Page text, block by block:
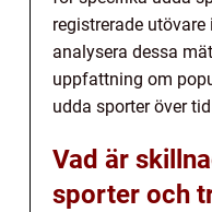
registrerade
analysera dessa
uppfattning om
udda sporter över
Vad är
sporter och